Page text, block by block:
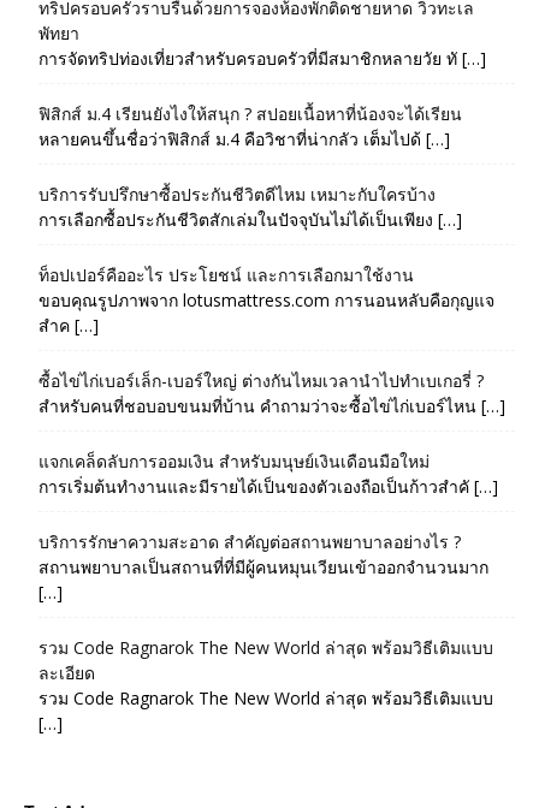
ทริปครอบครัวราบรื่นด้วยการจองห้องพักติดชายหาด วิวทะเล
พัทยา
การจัดทริปท่องเที่ยวสำหรับครอบครัวที่มีสมาชิกหลายวัย ทั […]
ฟิสิกส์ ม.4 เรียนยังไงให้สนุก ? สปอยเนื้อหาที่น้องจะได้เรียน
หลายคนขึ้นชื่อว่าฟิสิกส์ ม.4 คือวิชาที่น่ากลัว เต็มไปด้ […]
บริการรับปรึกษาซื้อประกันชีวิตดีไหม เหมาะกับใครบ้าง
การเลือกซื้อประกันชีวิตสักเล่มในปัจจุบันไม่ได้เป็นเพียง […]
ท็อปเปอร์คืออะไร ประโยชน์ และการเลือกมาใช้งาน
ขอบคุณรูปภาพจาก lotusmattress.com การนอนหลับคือกุญแจ
สำค […]
ซื้อไข่ไก่เบอร์เล็ก-เบอร์ใหญ่ ต่างกันไหมเวลานำไปทำเบเกอรี่ ?
สำหรับคนที่ชอบอบขนมที่บ้าน คำถามว่าจะซื้อไข่ไก่เบอร์ไหน […]
แจกเคล็ดลับการออมเงิน สำหรับมนุษย์เงินเดือนมือใหม่
การเริ่มต้นทำงานและมีรายได้เป็นของตัวเองถือเป็นก้าวสำคั […]
บริการรักษาความสะอาด สำคัญต่อสถานพยาบาลอย่างไร ?
สถานพยาบาลเป็นสถานที่ที่มีผู้คนหมุนเวียนเข้าออกจำนวนมาก
[…]
รวม Code Ragnarok The New World ล่าสุด พร้อมวิธีเติมแบบ
ละเอียด
รวม Code Ragnarok The New World ล่าสุด พร้อมวิธีเติมแบบ
[…]